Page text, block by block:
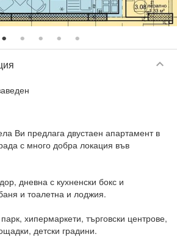
keyboard_arrow_down
Ви предлага двустаен апартамент в
с много добра локация във
дневна с кухненски бокс и
и тоалетна и лоджия.
хипермаркети, търговски центрове,
детски градини.